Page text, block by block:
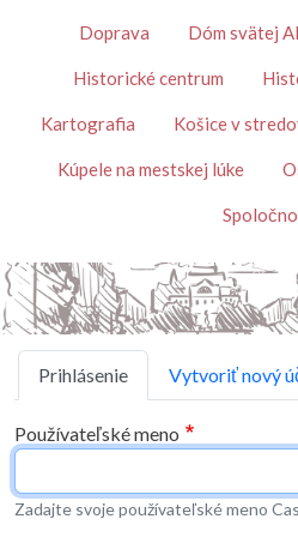
TémyDoprava Dóm svätej
Historické centrum
Kartografia Košice v
Kúpele na mestskej lúke
Primárne karty
Prihlásenie Vytvoriť nový
Používateľské meno
Zadajte svoje používateľské meno